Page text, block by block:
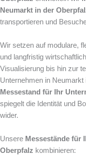
Neumarkt in der
transportieren und
Wir setzen auf modulare,
und langfristig
Visualisierung bis hin zur
Unternehmen in
Messestand für Ihr
spiegelt die Identität und
wider.
Unsere Messestände für
Oberpfalz kombinieren: